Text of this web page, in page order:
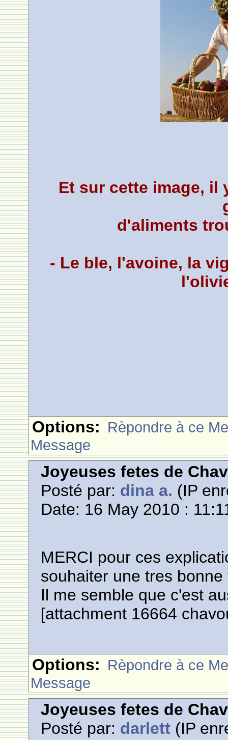
Et sur cette image, il
d'aliments
- Le ble, l'avoine, la
Options: Rèpondre à ce
Message
Joyeuses fetes de
Posté par: dina a. (IP
Date: 16 May 2010 :
MERCI pour ces
souhaiter une tres
Il me semble que c'est
[attachment 16664
Options: Rèpondre à ce
Message
Joyeuses fetes de
Posté par: darlett (IP